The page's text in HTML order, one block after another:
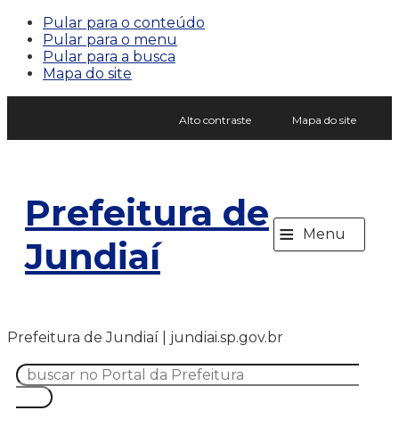
Pular para o conteúdo
Pular para o menu
Pular para a busca
Mapa do site
Alto contraste Mapa do site
Prefeitura de
Jundiaí
≡ Menu
Prefeitura de Jundiaí | jundiai.sp.gov.br